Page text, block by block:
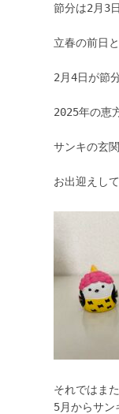
節分は2月3
立春の前日
2月4日が節
2025年の恵
サンキの玄
お出迎えし
それではま
5月からサン